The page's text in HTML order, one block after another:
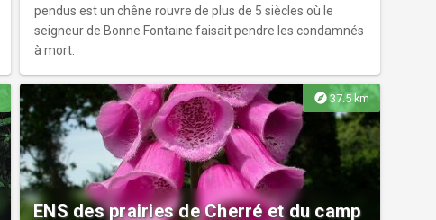
pendus est un chêne rouvre de plus de 5 siècles où le
seigneur de Bonne Fontaine faisait pendre les condamnés
à mort.
explore 37.5 km
ENS des prairies de Cherré et du camp